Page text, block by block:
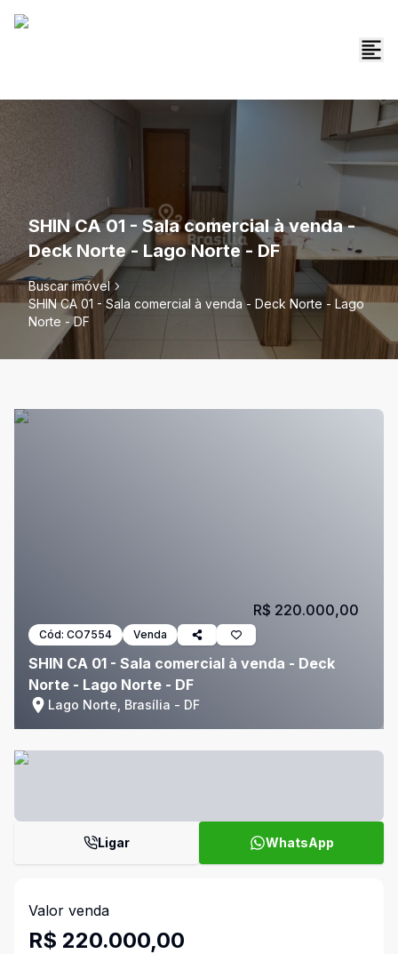
SHIN CA 01 - Sala comercial à venda -
Deck Norte - Lago Norte - DF
Buscar imóvel
SHIN CA 01 - Sala comercial à venda - Deck Norte - Lago
Norte - DF
Cód: CO7554 Venda
SHIN CA 01 - Sala comercial à venda - Deck
Norte - Lago Norte - DF
Lago Norte, Brasília - DF
R$ 220.000,00
Ligar WhatsApp
Valor venda
R$ 220.000,00